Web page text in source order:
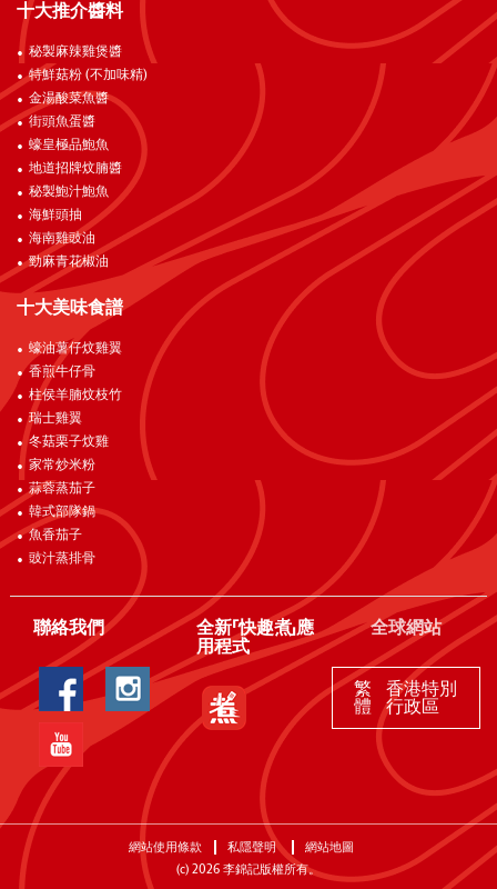
十大推介醬料
秘製麻辣雞煲醬
特鮮菇粉 (不加味精)
金湯酸菜魚醬
街頭魚蛋醬
蠔皇極品鮑魚
地道招牌炆腩醬
秘製鮑汁鮑魚
海鮮頭抽
海南雞豉油
勁麻青花椒油
十大美味食譜
蠔油薯仔炆雞翼
香煎牛仔骨
柱侯羊腩炆枝竹
瑞士雞翼
冬菇栗子炆雞
家常炒米粉
蒜蓉蒸茄子
韓式部隊鍋
魚香茄子
豉汁蒸排骨
聯絡我們
全新「快趣煮」應
用程式
全球網站
繁
體
香港特別
行政區
網站使用條款 私隱聲明
網站地圖
(c) 2026 李錦記版權所有。